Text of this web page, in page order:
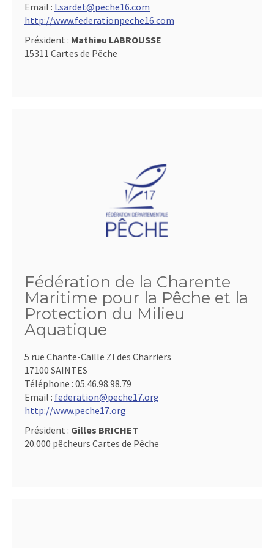
Email : l.sardet@peche16.com
http://www.federationpeche16.com
Président : Mathieu LABROUSSE
15311 Cartes de Pêche
Fédération de la Charente
Maritime pour la Pêche et la
Protection du Milieu
Aquatique
5 rue Chante-Caille ZI des Charriers
17100 SAINTES
Téléphone : 05.46.98.98.79
Email : federation@peche17.org
http://www.peche17.org
Président : Gilles BRICHET
20.000 pêcheurs Cartes de Pêche